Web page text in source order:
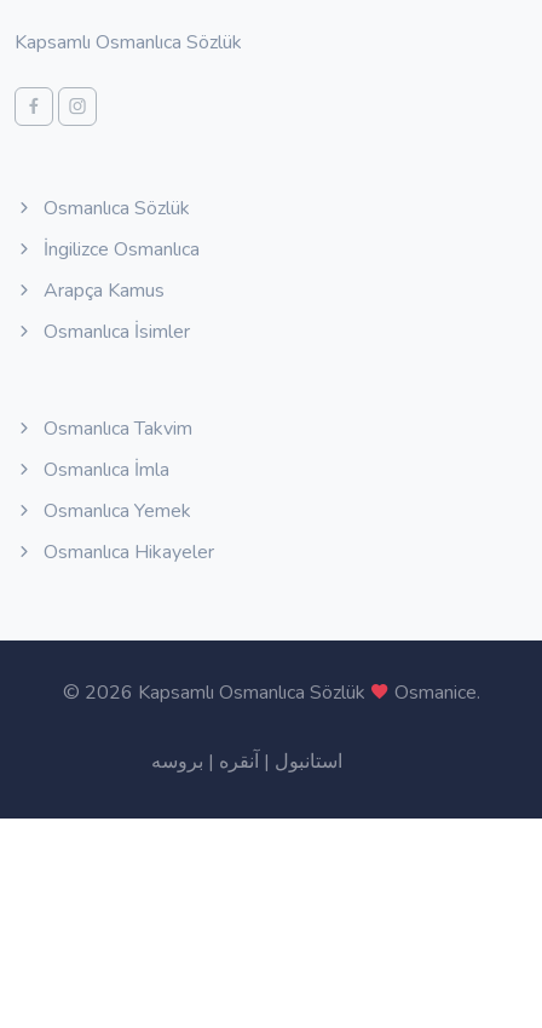
Kapsamlı Osmanlıca Sözlük
Osmanlıca Sözlük
İngilizce Osmanlıca
Arapça Kamus
Osmanlıca İsimler
Osmanlıca Takvim
Osmanlıca İmla
Osmanlıca Yemek
Osmanlıca Hikayeler
© 2026 Kapsamlı Osmanlıca Sözlük Osmanice.
استانبول | آنقره | بروسه